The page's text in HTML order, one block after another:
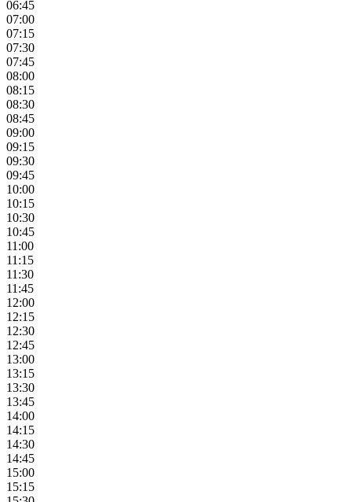
06:45
07:00
07:15
07:30
07:45
08:00
08:15
08:30
08:45
09:00
09:15
09:30
09:45
10:00
10:15
10:30
10:45
11:00
11:15
11:30
11:45
12:00
12:15
12:30
12:45
13:00
13:15
13:30
13:45
14:00
14:15
14:30
14:45
15:00
15:15